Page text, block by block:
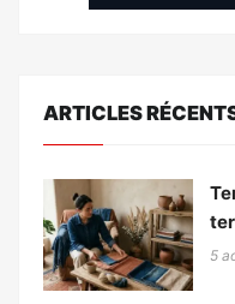
ARTICLES
5